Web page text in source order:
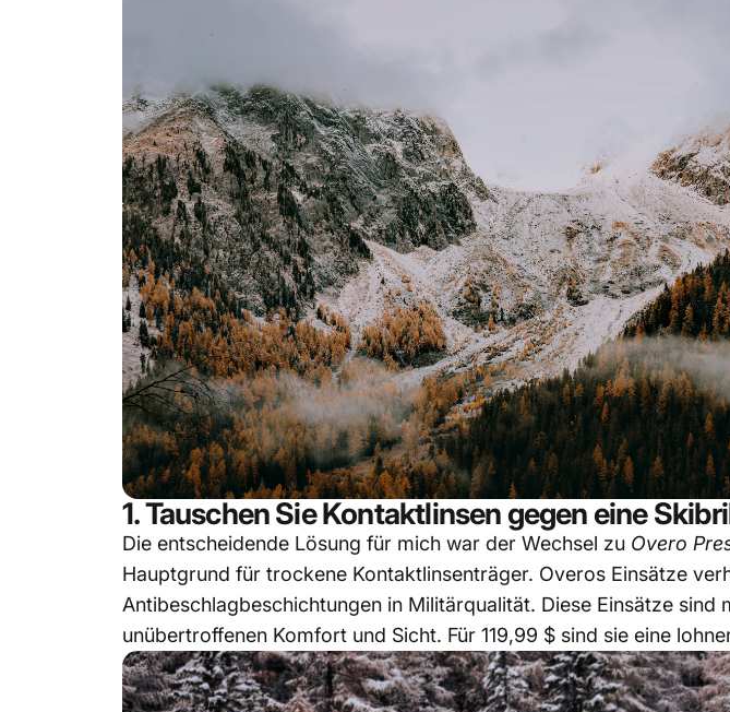
1. Tauschen Sie Kontaktlinsen gegen eine
Die entscheidende Lösung für mich war der Wechsel zu Overo
Hauptgrund für trockene Kontaktlinsenträger. Overos Einsätze
Antibeschlagbeschichtungen in Militärqualität. Diese Einsätze
unübertroffenen Komfort und Sicht. Für 119,99 $ sind sie eine